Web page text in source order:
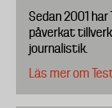
Sedan 2001
påverkat
journalistik.
Läs mer om